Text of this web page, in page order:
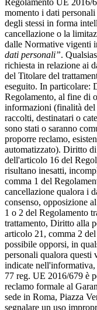
momento i dati
degli stessi in forma
cancellazione o la
dalle Normative vigenti
dati personali”.
richiesta in relazione ai
del Titolare del
eseguito. In particolare:
Regolamento, al fine di
informazioni (finalità del
raccolti, destinatari o
sono stati o saranno
proporre reclamo,
automatizzato). Diritto
dell'articolo 16 del
risultano inesatti,
comma 1 del
cancellazione qualora i
consenso, opposizione
1 o 2 del Regolamento
trattamento, Diritto alla
articolo 21, comma 2
possibile opporsi, in
personali qualora questi
indicate
77 reg. UE 2016/679 è
reclamo formale al
sede in Roma, Piazza
segnalare un uso